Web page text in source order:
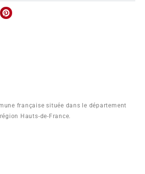
française située dans le département
Hauts-de-France.